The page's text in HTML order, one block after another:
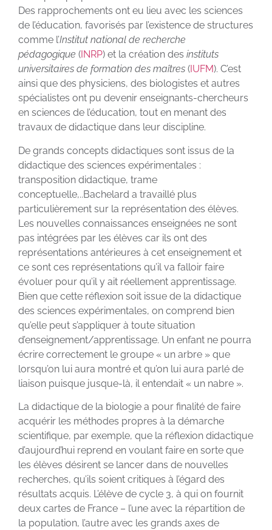
Des rapprochements ont eu lieu avec les sciences
de l’éducation, favorisés par l’existence de structures
comme l’Institut national de recherche
pédagogique ( INRP) et la création des instituts
universitaires de formation des maîtres ( IUFM). C’est
ainsi que des physiciens, des biologistes et autres
spécialistes ont pu devenir enseignants-chercheurs
en sciences de l’éducation, tout en menant des
travaux de didactique dans leur discipline.
De grands concepts didactiques sont issus de la
didactique des sciences expérimentales :
transposition didactique, trame
conceptuelle,..Bachelard a travaillé plus
particulièrement sur la représentation des élèves.
Les nouvelles connaissances enseignées ne sont
pas intégrées par les élèves car ils ont des
représentations antérieures à cet enseignement et
ce sont ces représentations qu’il va falloir faire
évoluer pour qu’il y ait réellement apprentissage.
Bien que cette réflexion soit issue de la didactique
des sciences expérimentales, on comprend bien
qu’elle peut s’appliquer à toute situation
d’enseignement/apprentissage. Un enfant ne pourra
écrire correctement le groupe « un arbre » que
lorsqu’on lui aura montré et qu’on lui aura parlé de
liaison puisque jusque-là, il entendait « un nabre ».
La didactique de la biologie a pour finalité de faire
acquérir les méthodes propres à la démarche
scientifique, par exemple, que la réflexion didactique
d’aujourd’hui reprend en voulant faire en sorte que
les élèves désirent se lancer dans de nouvelles
recherches, qu’ils soient critiques à l’égard des
résultats acquis. L’élève de cycle 3, à qui on fournit
deux cartes de France – l’une avec la répartition de
la population, l’autre avec les grands axes de